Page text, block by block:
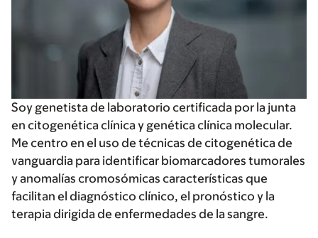
Soy genetista de laboratorio certificada por la junta
en citogenética clínica y genética clínica molecular.
Me centro en el uso de técnicas de citogenética de
vanguardia para identificar biomarcadores tumorales
y anomalías cromosómicas características que
facilitan el diagnóstico clínico, el pronóstico y la
terapia dirigida de enfermedades de la sangre.